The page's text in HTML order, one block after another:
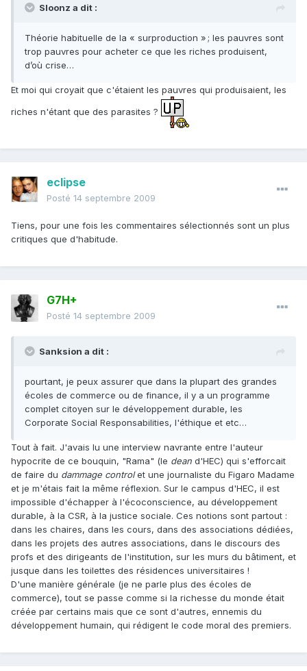
Sloonz a dit :
Théorie habituelle de la « surproduction » ; les pauvres sont
trop pauvres pour acheter ce que les riches produisent,
d’où crise…
Et moi qui croyait que c'étaient les pauvres qui produisaient, les
riches n'étant que des parasites ?
eclipse
Posté 14 septembre 2009
Tiens, pour une fois les commentaires sélectionnés sont un plus
critiques que d'habitude.
G7H+
Posté 14 septembre 2009
Sanksion a dit :
pourtant, je peux assurer que dans la plupart des grandes
écoles de commerce ou de finance, il y a un programme
complet citoyen sur le développement durable, les
Corporate Social Responsabilities, l'éthique et etc…
Tout à fait. J'avais lu une interview navrante entre l'auteur
hypocrite de ce bouquin, "Rama" (le dean d'HEC) qui s'efforcait
de faire du dammage controlet une journaliste du Figaro Madame
et je m'étais fait la même réflexion. Sur le campus d'HEC, il est
impossible d'échapper à l'écoconscience, au développement
durable, à la CSR, à la justice sociale. Ces notions sont partout :
dans les chaires, dans les cours, dans des associations dédiées,
dans les projets des autres associations, dans le discours des
profs et des dirigeants de l'institution, sur les murs du bâtiment, et
jusque dans les toilettes des résidences universitaires !
D'une manière générale (je ne parle plus des écoles de
commerce), tout se passe comme si la richesse du monde était
créée par certains mais que ce sont d'autres, ennemis du
développement humain, qui rédigent le code moral des premiers.